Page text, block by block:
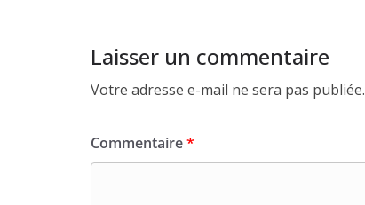
Laisser un commentaire
Votre adresse e-mail ne sera pas publiée.
Commentaire*